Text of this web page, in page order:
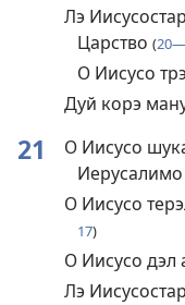
Лэ
Царство (
О Иисусо
Дуй корэ
21
О Иисусо
Иерусалимо
О Иисусо
17)
О Иисусо
Лэ